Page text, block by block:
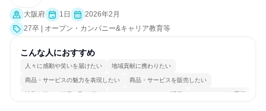
大阪府 1日
2026年2月
27卒 | オープン・カンパニー&キャリア教育等
こんな人におすすめ
人々に感動や笑いを届けたい 地域貢献に携わりたい
商品・サービスの魅力を表現したい 商品・サービスを販売したい
情熱を持って仕事に取り組む コミュニケーションが活発 チームワークを重視